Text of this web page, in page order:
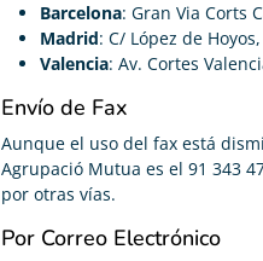
Barcelona: Gran Via Corts
Madrid: C/ López de
Valencia: Av. Cortes
Envío de Fax
Aunque el uso del fax está
Agrupació Mutua es el 91 343
por otras vías.
Por Correo Electrónico